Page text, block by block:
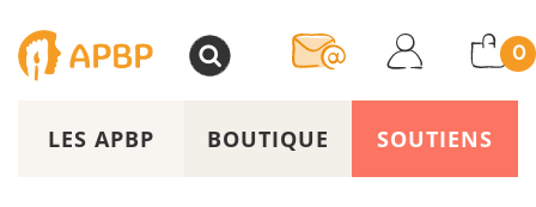
0
LES APBP BOUTIQUE SOUTIENS